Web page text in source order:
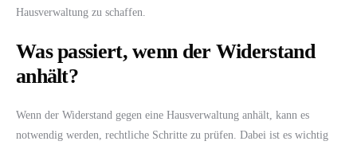
Hausverwaltung zu schaffen.
Was passiert, wenn der Widerstand
anhält?
Wenn der Widerstand gegen eine Hausverwaltung anhält, kann es
notwendig werden, rechtliche Schritte zu prüfen. Dabei ist es wichtig